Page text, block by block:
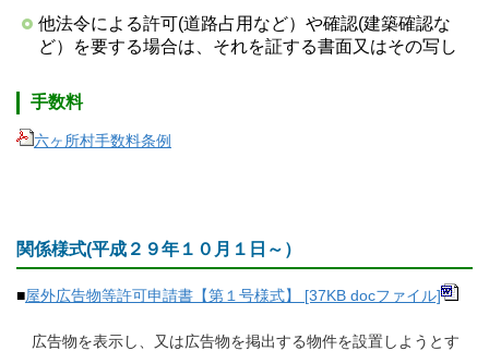
他法令による許可(道路占用など）や確認(建築確認な
ど）を要する場合は、それを証する書面又はその写し
手数料
六ヶ所村手数料条例
関係様式(平成２９年１０月１日～）
■屋外広告物等許可申請書【第１号様式】 [37KB docファイル]
広告物を表示し、又は広告物を掲出する物件を設置しようとす